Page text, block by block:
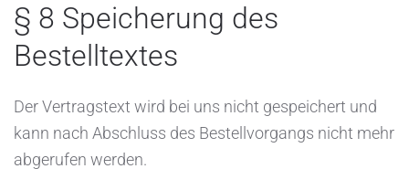
§ 8 Speicherung des
Bestelltextes
Der Vertragstext wird bei uns nicht gespeichert und
kann nach Abschluss des Bestellvorgangs nicht mehr
abgerufen werden.